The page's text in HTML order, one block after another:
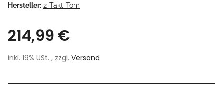
Hersteller: 2-Takt-Tom
214,99 €
inkl. 19% USt. , zzgl. Versand